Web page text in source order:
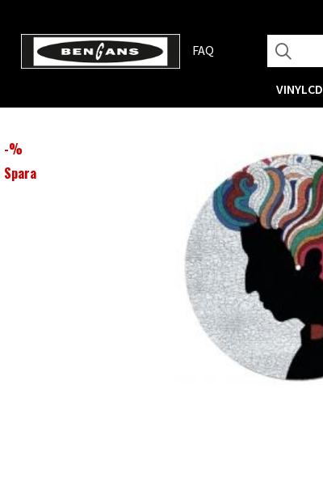
FAQ
VINYLCD
-%
Spara